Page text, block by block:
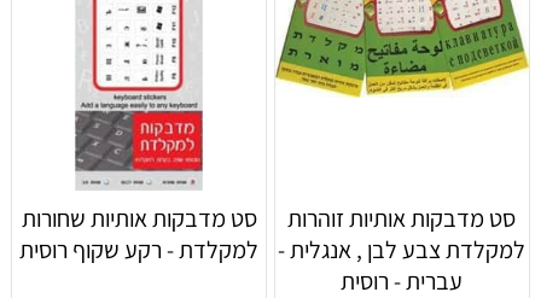
סט מדבקות אותיות זוהרות
למקלדת צבע לבן , אנגלית -
עברית - רוסית
סט מדבקות אותיות שחורות
למקלדת - רקע שקוף רוסית